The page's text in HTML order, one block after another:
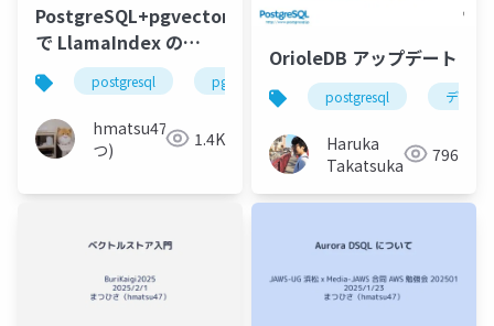
PostgreSQL+pgvector
で LlamaIndex の
Property Graph Index
を試す（序章）
postgresql pgvector llamaindex グラフ
hmatsu47(ま
つ)
1.4K
OrioleDB アップデート
postgresql データ
Haruka
Takatsuka
796